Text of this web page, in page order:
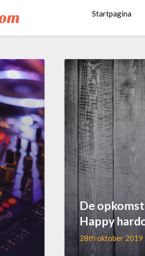
Startpagina
De
Happy
28th oktober 2019